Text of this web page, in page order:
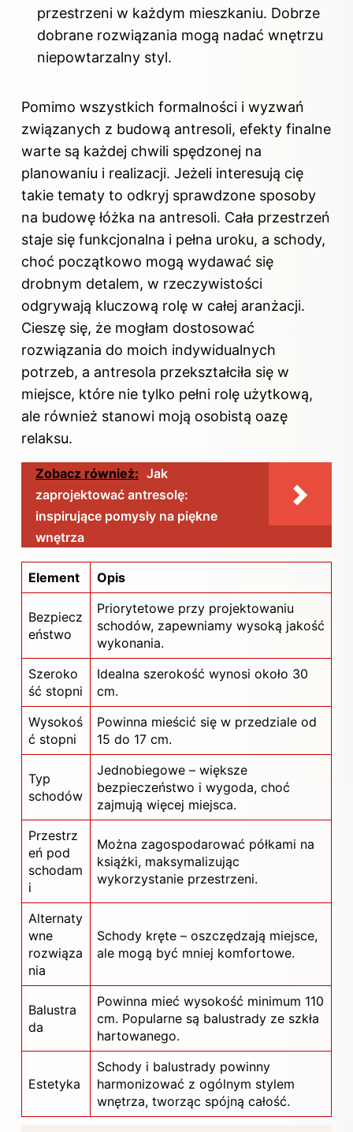
przestrzeni w każdym mieszkaniu. Dobrze
dobrane rozwiązania mogą nadać wnętrzu
niepowtarzalny styl.
Pomimo wszystkich formalności i wyzwań
związanych z budową antresoli, efekty finalne
warte są każdej chwili spędzonej na
planowaniu i realizacji. Jeżeli interesują cię
takie tematy to odkryj sprawdzone sposoby
na budowę łóżka na antresoli. Cała przestrzeń
staje się funkcjonalna i pełna uroku, a schody,
choć początkowo mogą wydawać się
drobnym detalem, w rzeczywistości
odgrywają kluczową rolę w całej aranżacji.
Cieszę się, że mogłam dostosować
rozwiązania do moich indywidualnych
potrzeb, a antresola przekształciła się w
miejsce, które nie tylko pełni rolę użytkową,
ale również stanowi moją osobistą oazę
relaksu.
Zobacz również: Jak
zaprojektować antresolę:
inspirujące pomysły na piękne
wnętrza
Element Opis
Bezpiecz
eństwo
Priorytetowe przy projektowaniu
schodów, zapewniamy wysoką jakość
wykonania.
Szeroko
ść stopni
Idealna szerokość wynosi około 30
cm.
Wysokoś
ć stopni
Powinna mieścić się w przedziale od
15 do 17 cm.
Typ
schodów
Jednobiegowe – większe
bezpieczeństwo i wygoda, choć
zajmują więcej miejsca.
Przestrz
eń pod
schodam
i
Można zagospodarować półkami na
książki, maksymalizując
wykorzystanie przestrzeni.
Alternaty
wne
rozwiąza
nia
Schody kręte – oszczędzają miejsce,
ale mogą być mniej komfortowe.
Balustra
da
Powinna mieć wysokość minimum 110
cm. Popularne są balustrady ze szkła
hartowanego.
Estetyka
Schody i balustrady powinny
harmonizować z ogólnym stylem
wnętrza, tworząc spójną całość.